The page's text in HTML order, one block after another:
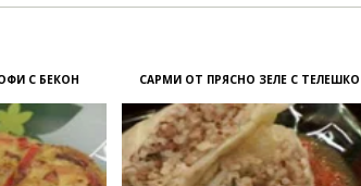
С БЕКОН САРМИ ОТ ПРЯСНО ЗЕЛЕ С ТЕЛЕШКО